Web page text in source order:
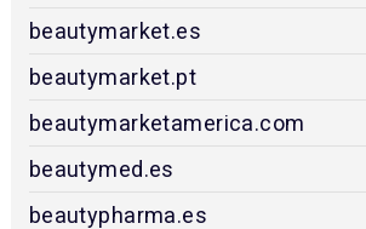
beautymarket.es
beautymarket.pt
beautymarketamerica.com
beautymed.es
beautypharma.es